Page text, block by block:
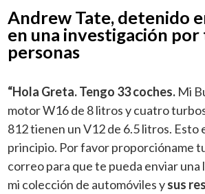
Andrew Tate, detenido
en una investigación
personas
“Hola Greta. Tengo 33 coches. Mi
motor W16 de 8 litros y cuatro
812 tienen un V12 de 6.5 litros. Esto
principio. Por favor proporcióname
correo para que te pueda enviar una
mi colección de automóviles ysus